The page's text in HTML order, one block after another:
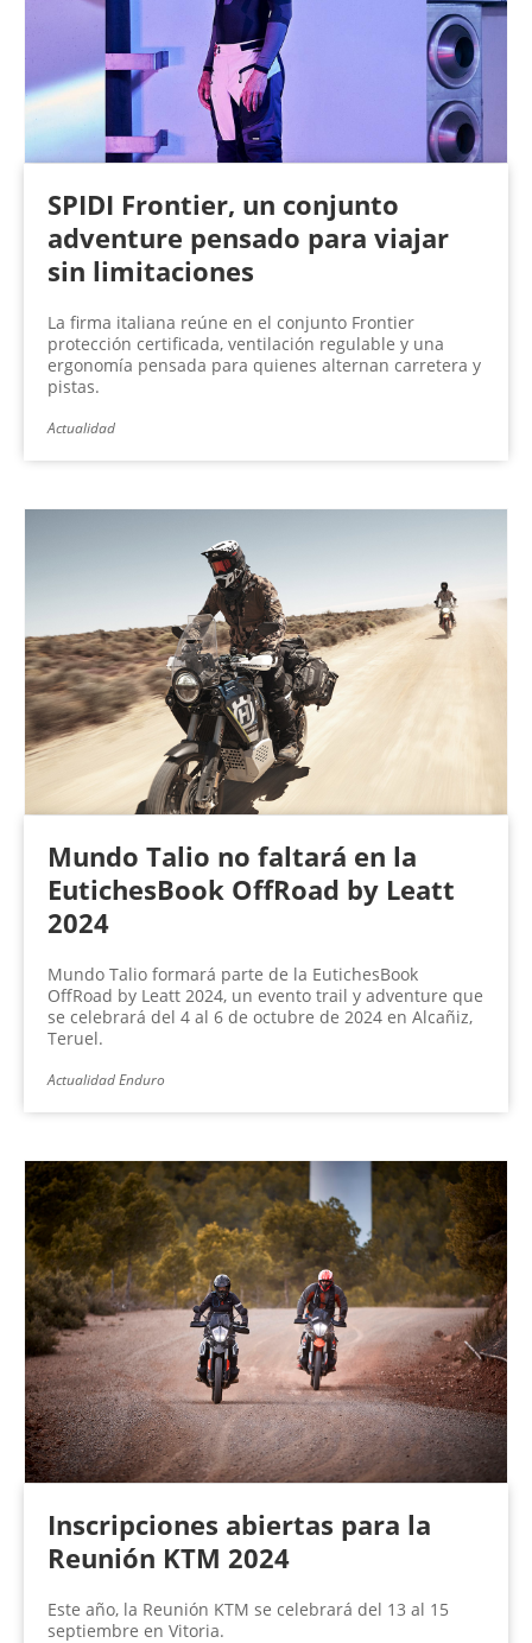
SPIDI Frontier, un conjunto
adventure pensado para viajar
sin limitaciones
La firma italiana reúne en el conjunto Frontier
protección certificada, ventilación regulable y una
ergonomía pensada para quienes alternan carretera y
pistas.
Actualidad
Mundo Talio no faltará en la
EutichesBook OffRoad by Leatt
2024
Mundo Talio formará parte de la EutichesBook
OffRoad by Leatt 2024, un evento trail y adventure que
se celebrará del 4 al 6 de octubre de 2024 en Alcañiz,
Teruel.
Actualidad Enduro
Inscripciones abiertas para la
Reunión KTM 2024
Este año, la Reunión KTM se celebrará del 13 al 15
septiembre en Vitoria.